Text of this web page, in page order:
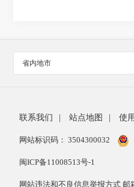
省内地市
联系我们 站点地图 使
网站标识码： 3504300032
闽ICP备11008513号-1
网站违法和不良信息举报方式 邮